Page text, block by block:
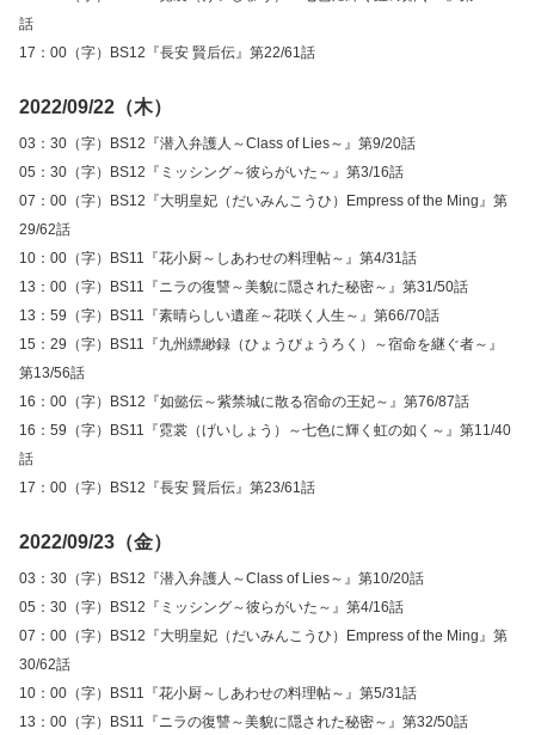
話
17：00（字）BS12『長安 賢后伝』第22/61話
2022/09/22（木）
03：30（字）BS12『潜入弁護人～Class of Lies～』第9/20話
05：30（字）BS12『ミッシング～彼らがいた～』第3/16話
07：00（字）BS12『大明皇妃（だいみんこうひ）Empress of the Ming』第
29/62話
10：00（字）BS11『花小厨～しあわせの料理帖～』第4/31話
13：00（字）BS11『ニラの復讐～美貌に隠された秘密～』第31/50話
13：59（字）BS11『素晴らしい遺産～花咲く人生～』第66/70話
15：29（字）BS11『九州縹緲録（ひょうびょうろく）～宿命を継ぐ者～』
第13/56話
16：00（字）BS12『如懿伝～紫禁城に散る宿命の王妃～』第76/87話
16：59（字）BS11『霓裳（げいしょう）～七色に輝く虹の如く～』第11/40
話
17：00（字）BS12『長安 賢后伝』第23/61話
2022/09/23（金）
03：30（字）BS12『潜入弁護人～Class of Lies～』第10/20話
05：30（字）BS12『ミッシング～彼らがいた～』第4/16話
07：00（字）BS12『大明皇妃（だいみんこうひ）Empress of the Ming』第
30/62話
10：00（字）BS11『花小厨～しあわせの料理帖～』第5/31話
13：00（字）BS11『ニラの復讐～美貌に隠された秘密～』第32/50話